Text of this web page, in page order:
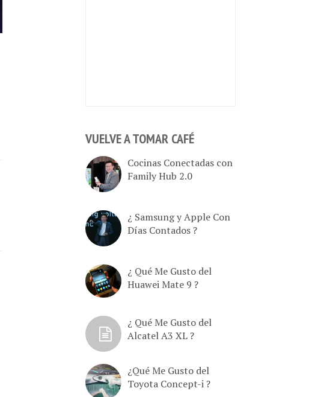
VUELVE A TOMAR CAFÉ
Cocinas Conectadas con
Family Hub 2.0
¿ Samsung y Apple Con
Días Contados ?
¿ Qué Me Gusto del
Huawei Mate 9 ?
¿ Qué Me Gusto del
Alcatel A3 XL ?
¿Qué Me Gusto del
Toyota Concept-i ?